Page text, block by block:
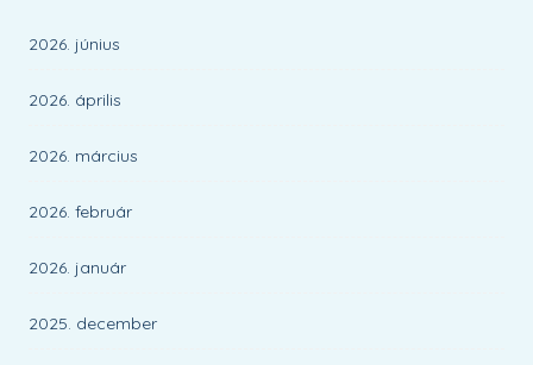
2026. június
2026. április
2026. március
2026. február
2026. január
2025. december